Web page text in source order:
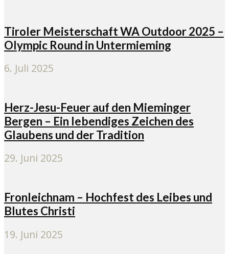
Tiroler Meisterschaft WA Outdoor 2025 –
Olympic Round in Untermieming
6. Juli 2025
Herz-Jesu-Feuer auf den Mieminger
Bergen – Ein lebendiges Zeichen des
Glaubens und der Tradition
29. Juni 2025
Fronleichnam – Hochfest des Leibes und
Blutes Christi
19. Juni 2025